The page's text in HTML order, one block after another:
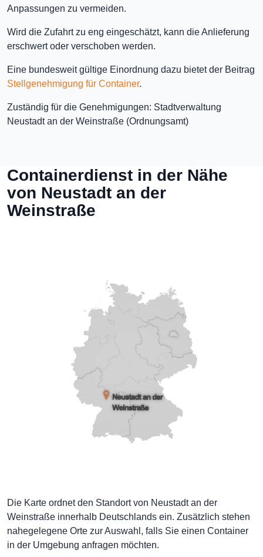
Anpassungen zu vermeiden.
Wird die Zufahrt zu eng eingeschätzt, kann die Anlieferung
erschwert oder verschoben werden.
Eine bundesweit gültige Einordnung dazu bietet der Beitrag
Stellgenehmigung für Container.
Zuständig für die Genehmigungen: Stadtverwaltung
Neustadt an der Weinstraße (Ordnungsamt)
Containerdienst in der Nähe
von Neustadt an der
Weinstraße
Die Karte ordnet den Standort von Neustadt an der
Weinstraße innerhalb Deutschlands ein. Zusätzlich stehen
nahegelegene Orte zur Auswahl, falls Sie einen Container
in der Umgebung anfragen möchten.